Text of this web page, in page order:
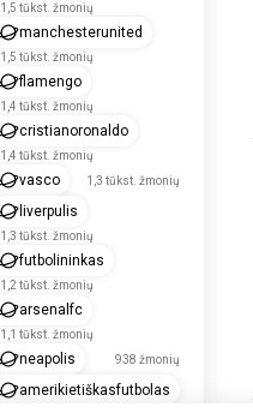
1,5 tūkst. žmonių
manchesterunited
1,5 tūkst. žmonių
flamengo
1,4 tūkst. žmonių
cristianoronaldo
1,4 tūkst. žmonių
vasco 1,3 tūkst. žmonių
liverpulis
1,3 tūkst. žmonių
futbolininkas
1,2 tūkst. žmonių
arsenalfc
1,1 tūkst. žmonių
neapolis 938 žmonių
amerikietiškasfutbolas